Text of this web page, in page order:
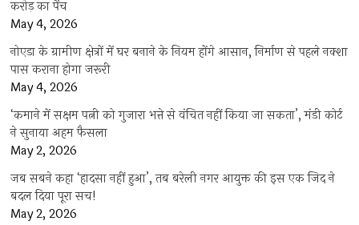
करोड़ का पेंच
May 4, 2026
नोएडा के ग्रामीण क्षेत्रों में घर बनाने के नियम होंगे आसान, निर्माण से पहले नक्शा
पास कराना होगा जरूरी
May 4, 2026
‘कमाने में सक्षम पत्नी को गुजारा भत्ते से वंचित नहीं किया जा सकता’, मंडी कोर्ट
ने सुनाया अहम फैसला
May 2, 2026
जब सबने कहा ‘हादसा नहीं हुआ’, तब बरेली नगर आयुक्त की इस एक जिद ने
बदल दिया पूरा सच!
May 2, 2026